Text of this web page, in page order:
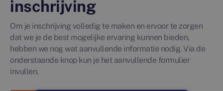
inschrijving
Om je inschrijving volledig te maken en ervoor te zorgen
dat we je de best mogelijke ervaring kunnen bieden,
hebben we nog wat aanvullende informatie nodig. Via de
onderstaande knop kun je het aanvullende formulier
invullen.